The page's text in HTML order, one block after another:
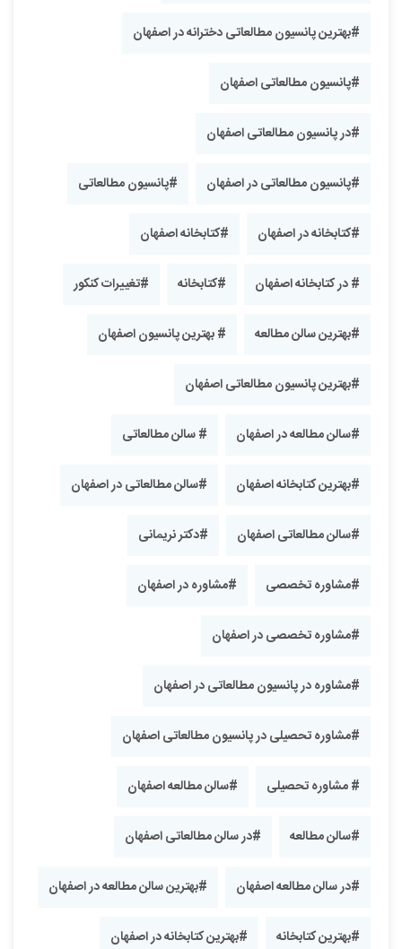
#بهترین پانسیون مطالعاتی دخترانه در اصفهان
#پانسیون مطالعاتی اصفهان
#در پانسیون مطالعاتی اصفهان
#پانسیون مطالعاتی در اصفهان #پانسیون مطالعاتی
#کتابخانه در اصفهان #کتابخانه اصفهان
# در کتابخانه اصفهان #کتابخانه #تغییرات کنکور
#بهترین سالن مطالعه # بهترین پانسیون اصفهان
#بهترین پانسیون مطالعاتی اصفهان
#سالن مطالعه در اصفهان # سالن مطالعاتی
#بهترین کتابخانه اصفهان #سالن مطالعاتی در اصفهان
#سالن مطالعاتی اصفهان #دکتر نریمانی
#مشاوره تخصصی #مشاوره در اصفهان
#مشاوره تخصصی در اصفهان
#مشاوره در پانسیون مطالعاتی در اصفهان
#مشاوره تحصیلی در پانسیون مطالعاتی اصفهان
# مشاوره تحصیلی #سالن مطالعه اصفهان
#سالن مطالعه #در سالن مطالعاتی اصفهان
#در سالن مطالعه اصفهان #بهترین سالن مطالعه در اصفهان
#بهترین کتابخانه #بهترین کتابخانه در اصفهان